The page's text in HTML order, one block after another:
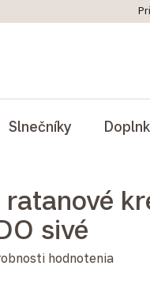
Slnečníky
sivé
je 0,0 z 5
hodnotenia